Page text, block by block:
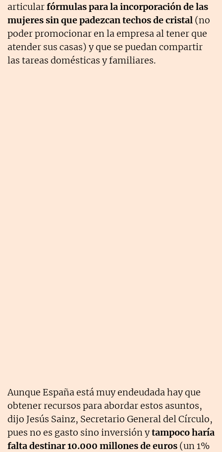
articularfórmulas para la incorporación de las
mujeres sin que padezcan techos de cristal (no
poder promocionar en la empresa al tener que
atender sus casas) y que se puedan compartir
las tareas domésticas y familiares.
Aunque España está muy endeudada hay que
obtener recursos para abordar estos asuntos,
dijo Jesús Sainz, Secretario General del Círculo,
pues no es gasto sino inversión ytampoco haría
falta destinar 10.000 millones de euros (un 1%